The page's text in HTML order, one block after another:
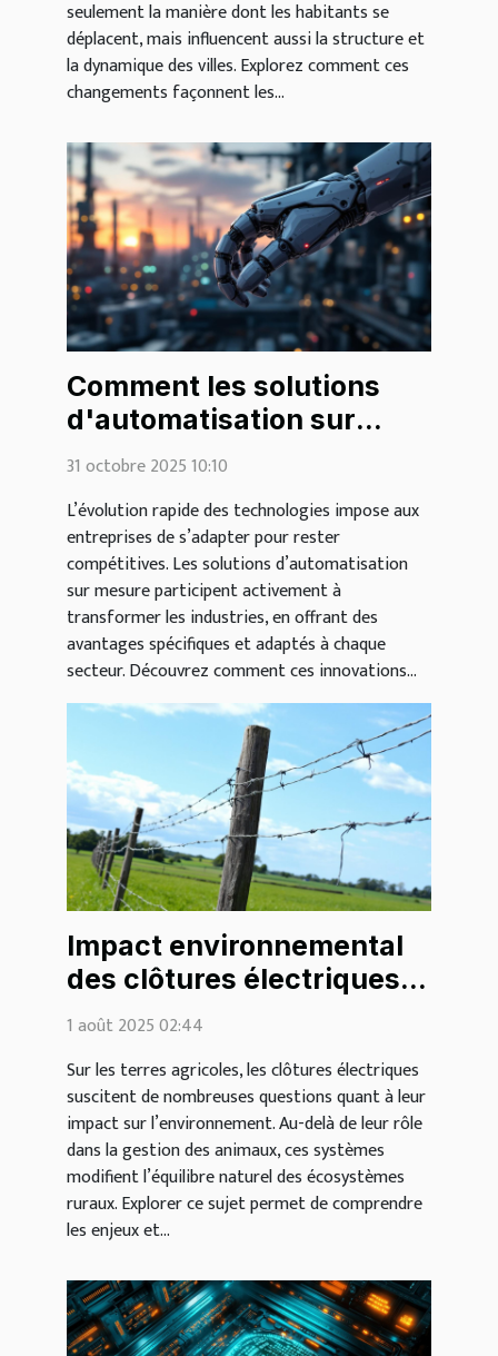
seulement la manière dont les habitants se
déplacent, mais influencent aussi la structure et
la dynamique des villes. Explorez comment ces
changements façonnent les...
Comment les solutions
d'automatisation sur
mesure transforment-
31 octobre 2025 10:10
L’évolution rapide des technologies impose aux
entreprises de s’adapter pour rester
compétitives. Les solutions d’automatisation
sur mesure participent activement à
transformer les industries, en offrant des
avantages spécifiques et adaptés à chaque
secteur. Découvrez comment ces innovations...
Impact environnemental
des clôtures électriques
sur les terres agricoles
1 août 2025 02:44
Sur les terres agricoles, les clôtures électriques
suscitent de nombreuses questions quant à leur
impact sur l’environnement. Au-delà de leur rôle
dans la gestion des animaux, ces systèmes
modifient l’équilibre naturel des écosystèmes
ruraux. Explorer ce sujet permet de comprendre
les enjeux et...